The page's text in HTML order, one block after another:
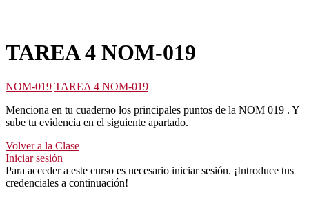
TAREA 4 NOM-019
NOM-019 TAREA 4 NOM-019
Menciona en tu cuaderno los principales puntos de la NOM 019 . Y
sube tu evidencia en el siguiente apartado.
Volver a la Clase
Iniciar sesión
Para acceder a este curso es necesario iniciar sesión. ¡Introduce tus
credenciales a continuación!